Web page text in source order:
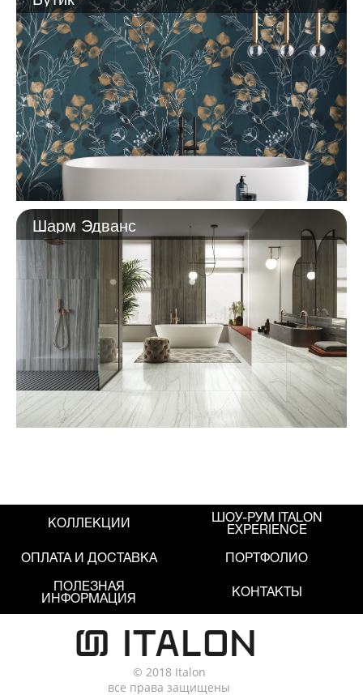
Шарм Эдванс
КОЛЛЕКЦИИ
ШОУ-РУМ ITALON
EXPERIENCE
ОПЛАТА И ДОСТАВКА ПОРТФОЛИО
ПОЛЕЗНАЯ
ИНФОРМАЦИЯ
КОНТАКТЫ
© 2018 Italon
все права защищены